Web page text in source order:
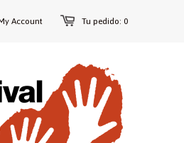
Tu pedido: 0
Account